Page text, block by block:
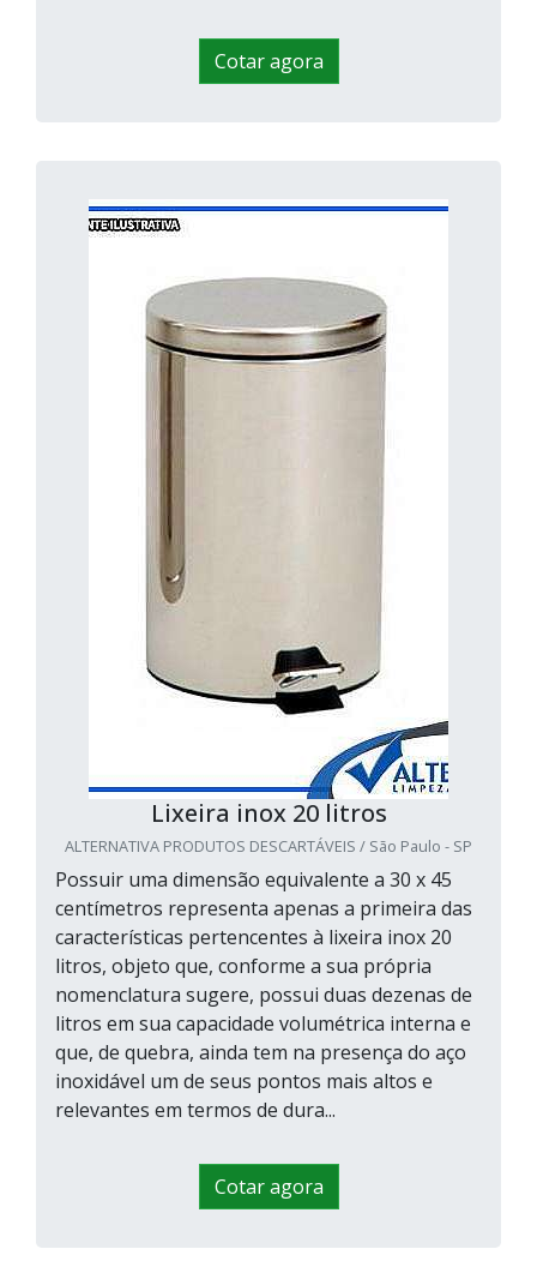
Cotar agora
Lixeira inox 20 litros
ALTERNATIVA PRODUTOS DESCARTÁVEIS / São Paulo - SP
Possuir uma dimensão equivalente a 30 x 45
centímetros representa apenas a primeira das
características pertencentes à lixeira inox 20
litros, objeto que, conforme a sua própria
nomenclatura sugere, possui duas dezenas de
litros em sua capacidade volumétrica interna e
que, de quebra, ainda tem na presença do aço
inoxidável um de seus pontos mais altos e
relevantes em termos de dura...
Cotar agora